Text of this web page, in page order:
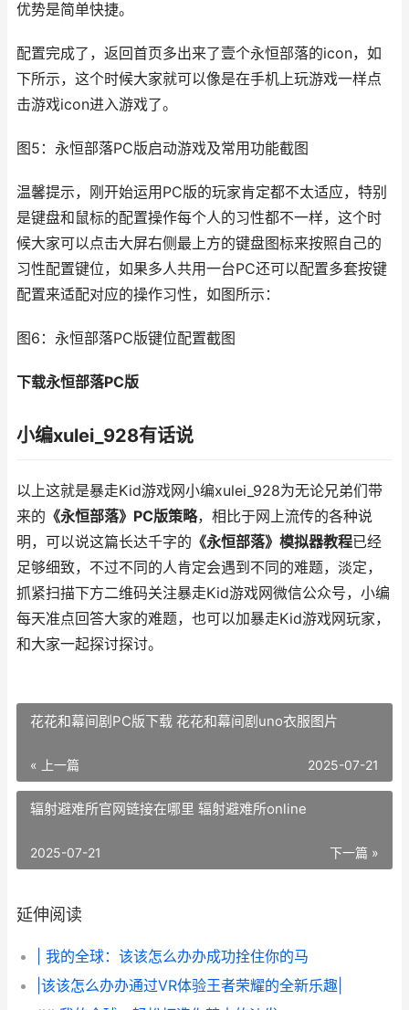
优势是简单快捷。
配置完成了，返回首页多出来了壹个永恒部落的icon，如
下所示，这个时候大家就可以像是在手机上玩游戏一样点
击游戏icon进入游戏了。
图5：永恒部落PC版启动游戏及常用功能截图
温馨提示，刚开始运用PC版的玩家肯定都不太适应，特别
是键盘和鼠标的配置操作每个人的习性都不一样，这个时
候大家可以点击大屏右侧最上方的键盘图标来按照自己的
习性配置键位，如果多人共用一台PC还可以配置多套按键
配置来适配对应的操作习性，如图所示：
图6：永恒部落PC版键位配置截图
下载永恒部落PC版
小编xulei_928有话说
以上这就是暴走Kid游戏网小编xulei_928为无论兄弟们带
来的 《永恒部落》PC版策略，相比于网上流传的各种说
明，可以说这篇长达千字的 《永恒部落》模拟器教程已经
足够细致，不过不同的人肯定会遇到不同的难题，淡定，
抓紧扫描下方二维码关注暴走Kid游戏网微信公众号，小编
每天准点回答大家的难题，也可以加暴走Kid游戏网玩家，
和大家一起探讨探讨。
花花和幕间剧PC版下载 花花和幕间剧uno衣服图片
« 上一篇 2025-07-21
辐射避难所官网链接在哪里 辐射避难所online
下一篇 »
2025-07-21
延伸阅读
| 我的全球：该该怎么办办成功拴住你的马
|该该怎么办办通过VR体验王者荣耀的全新乐趣|